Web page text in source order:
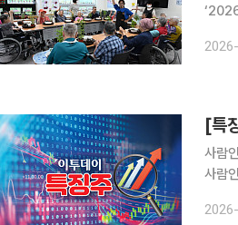
‘2026 복
[특
사람인
사람인